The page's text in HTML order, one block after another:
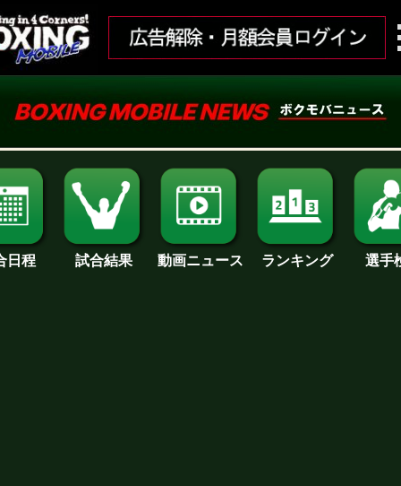
日程 試合結果 動画ニュース ランキング 選手